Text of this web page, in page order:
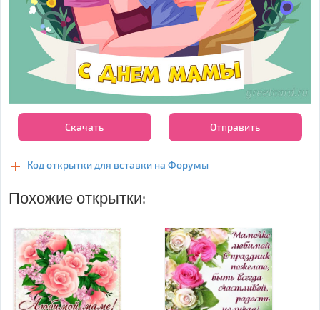
Скачать Отправить
Код открытки для вставки на Форумы
Похожие открытки: